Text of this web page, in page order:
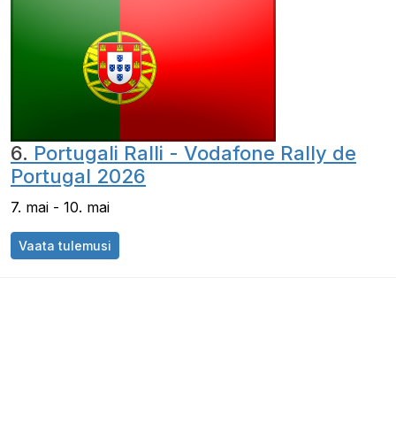
6. Portugali Ralli - Vodafone Rally de
Portugal 2026
7. mai - 10. mai
Vaata tulemusi